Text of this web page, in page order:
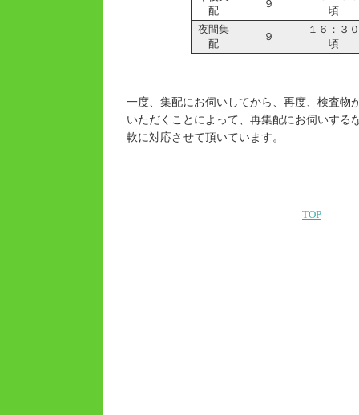
配
９
頃
夜間集
配
９
１６：３０
頃
一度、集配にお伺いしてから、再度、検査物
いただくことによって、再集配にお伺いする
軟に対応させて頂いています。
TOP